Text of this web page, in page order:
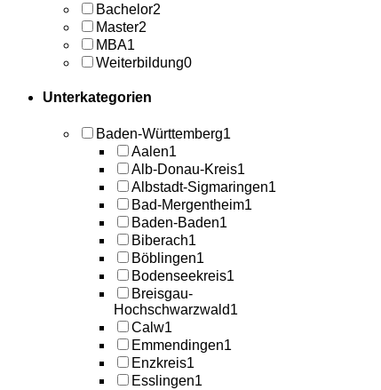
Bachelor2
Master2
MBA1
Weiterbildung0
Unterkategorien
Baden-Württemberg1
Aalen1
Alb-Donau-Kreis1
Albstadt-Sigmaringen1
Bad-Mergentheim1
Baden-Baden1
Biberach1
Böblingen1
Bodenseekreis1
Breisgau-
Hochschwarzwald1
Calw1
Emmendingen1
Enzkreis1
Esslingen1